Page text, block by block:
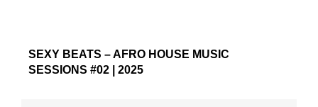
SEXY BEATS – AFRO HOUSE MUSIC
SESSIONS #02 | 2025